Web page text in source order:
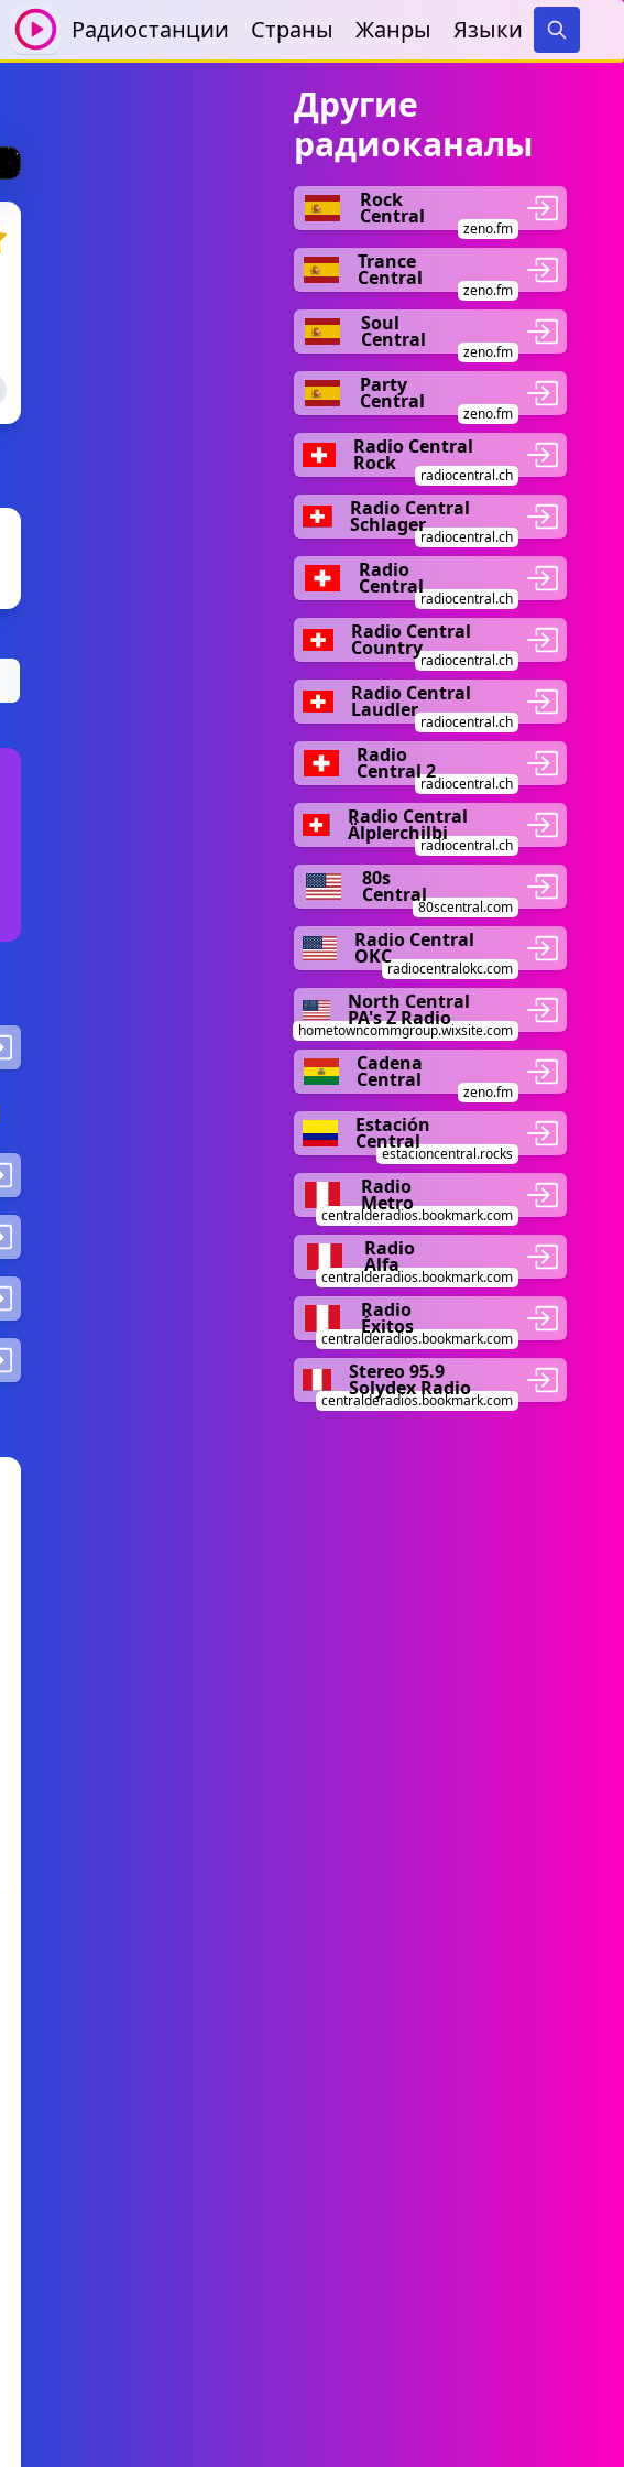
Радиостанции Страны Жанры Языки
Search
Другие
радиоканалы
Rock
Central
zeno.fm
Trance
Central
zeno.fm
Soul
Central
zeno.fm
Party
Central
zeno.fm
Radio Central
Rock
radiocentral.ch
Radio Central
Schlager
radiocentral.ch
Radio
Central
radiocentral.ch
Radio Central
Country
radiocentral.ch
Radio Central
Laudler
radiocentral.ch
Radio
Central 2
radiocentral.ch
Radio Central
Älplerchilbi
radiocentral.ch
80s
Central
80scentral.com
Radio Central
OKC
radiocentralokc.com
North Central
PA's Z Radio
hometowncommgroup.wixsite.com
Cadena
Central
zeno.fm
Estación
Central
estacioncentral.rocks
Radio
Metro
centralderadios.bookmark.com
Radio
Alfa
centralderadios.bookmark.com
Radio
Éxitos
centralderadios.bookmark.com
Stereo 95.9
Solydex Radio
centralderadios.bookmark.com